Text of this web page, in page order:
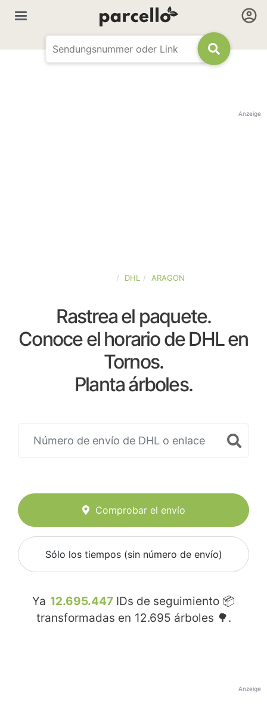
Anzeige
DHL ARAGON
Rastrea el paquete.
Conoce el horario de DHL en
Tornos.
Planta árboles.
Comprobar el envío
Sólo los tiempos (sin número de envío)
Ya 12.695.447 IDs de seguimiento 📦
transformadas en 12.695 árboles 🌳.
Anzeige